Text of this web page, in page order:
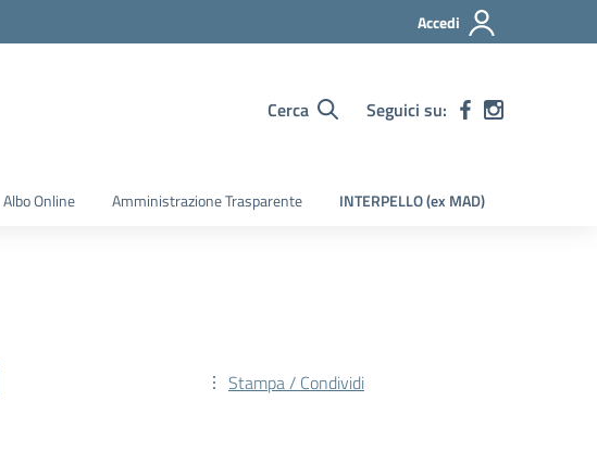
Accedi
Cerca Seguici su:
Albo Online Amministrazione Trasparente INTERPELLO (ex MAD)
Stampa / Condividi